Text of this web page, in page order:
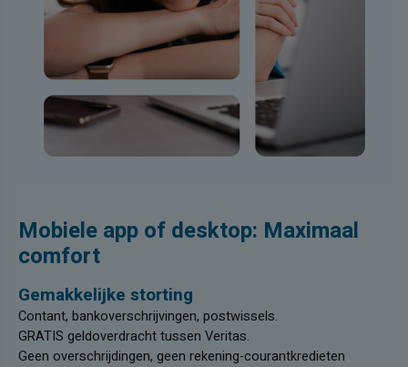
Mobiele app of desktop: Maximaal
comfort
Gemakkelijke storting
Contant, bankoverschrijvingen, postwissels.
GRATIS geldoverdracht tussen Veritas.
Geen overschrijdingen, geen rekening-courantkredieten